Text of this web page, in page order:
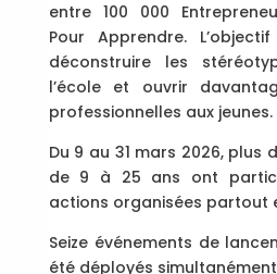
entre 100 000
Pour Apprendre.
déconstruire les
l’école et ouvrir
professionnelles aux jeunes.
Du 9 au 31 mars 2026, plus
de 9 à 25 ans ont
actions organisées partout
Seize événements de
été déployés